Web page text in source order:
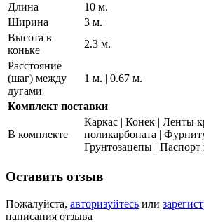
Длина
10 м.
Ширина
3 м.
Высота в
коньке
2.3 м.
Расстояние
(шаг) между
дугами
1 м. | 0.67 м.
Комплект поставки
В комплекте
Каркас | Конек | Ленты
поликарбоната |
Грунтозацепы | Паспорт
Оставить отзыв
Пожалуйста, авторизуйтесь или
написания отзыва